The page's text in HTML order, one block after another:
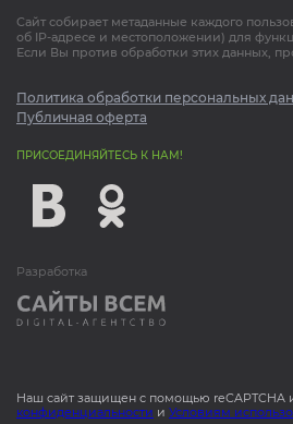
Сайт собирает метаданные каждого
об IP-адресе и местоположении) для
Если Вы против обработки этих данных,
Политика обработки персональных
Публичная оферта
ПРИСОЕДИНЯЙТЕСЬ К НАМ!
Разработка
Наш сайт защищен с помощью reCAPTCHA и
конфиденциальности и Условиям